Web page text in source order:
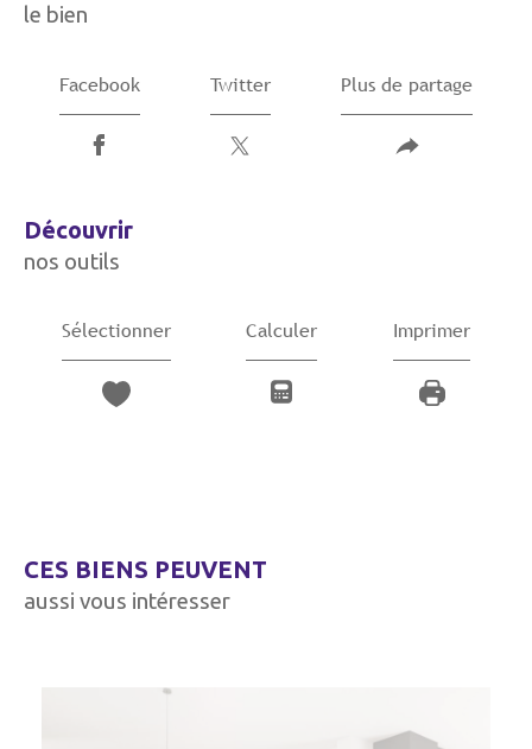
le bien
Facebook Twitter Plus de partage
découvrir
nos outils
Sélectionner Calculer Imprimer
CES BIENS PEUVENT
aussi vous intéresser